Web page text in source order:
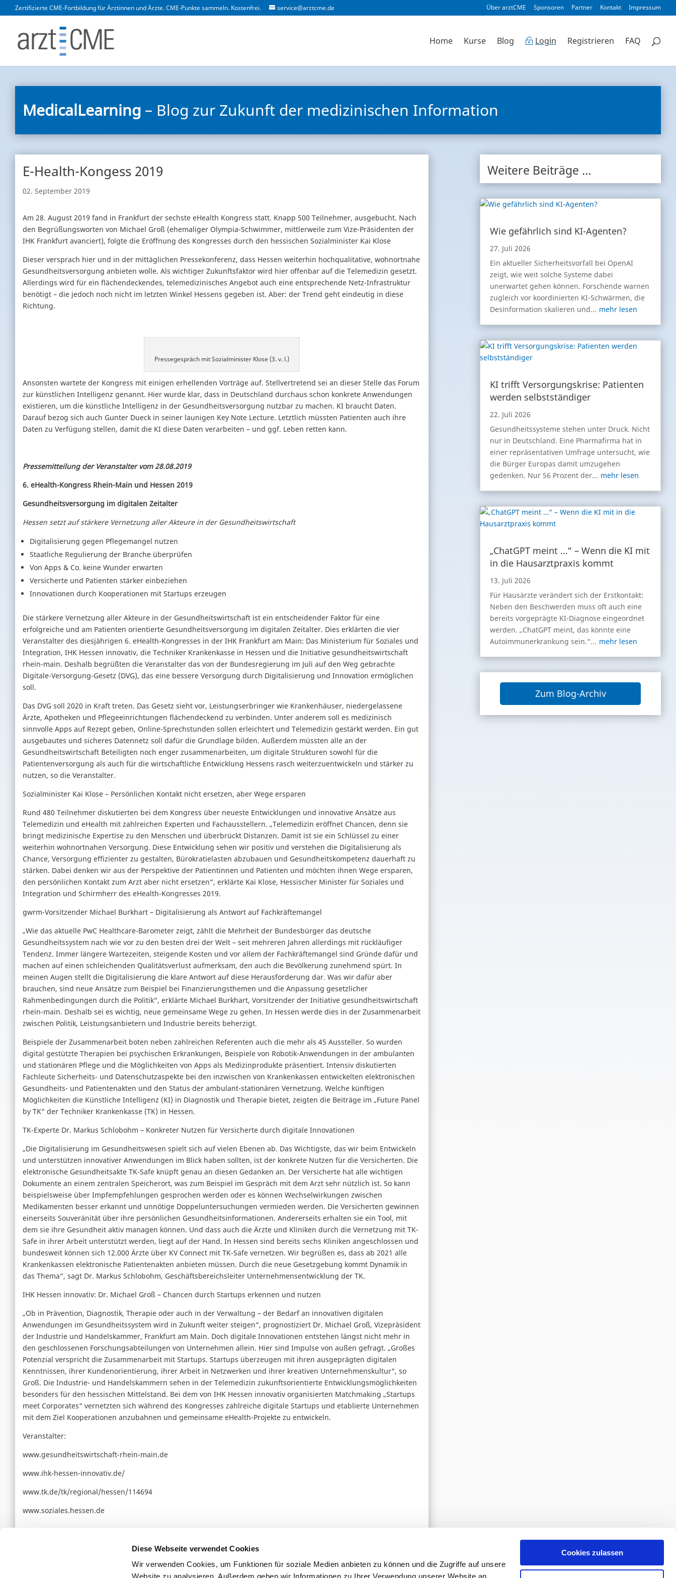
Diese Webseite verwendet Cookies
Wir verwenden Cookies, um Funktionen für soziale Medien anbieten zu können und die Zugriffe auf unsere
Cookies zulassen
Zertifizierte CME-Fortbildung für Ärztinnen und Ärzte. CME-Punkte sammeln. Kostenfrei. service@arztcme.de Über arztCME Sponsoren Partner Kontakt Impressum
Home Kurse Blog Login Registrieren FAQ
MedicalLearning – Blog zur Zukunft der medizinischen Information
E-Health-Kongess 2019
02. September 2019
Am 28. August 2019 fand in Frankfurt der sechste eHealth Kongress statt. Knapp 500 Teilnehmer, ausgebucht. Nach
den Begrüßungsworten von Michael Groß (ehemaliger Olympia-Schwimmer, mittlerweile zum Vize-Präsidenten der
IHK Frankfurt avanciert), folgte die Eröffnung des Kongresses durch den hessischen Sozialminister Kai Klose
Dieser versprach hier und in der mittäglichen Pressekonferenz, dass Hessen weiterhin hochqualitative, wohnortnahe
Gesundheitsversorgung anbieten wolle. Als wichtiger Zukunftsfaktor wird hier offenbar auf die Telemedizin gesetzt.
Allerdings wird für ein flächendeckendes, telemedizinisches Angebot auch eine entsprechende Netz-Infrastruktur
benötigt – die jedoch noch nicht im letzten Winkel Hessens gegeben ist. Aber: der Trend geht eindeutig in diese
Richtung.
Pressegespräch mit Sozialminister Klose (3. v. l.)
Ansonsten wartete der Kongress mit einigen erhellenden Vorträge auf. Stellvertretend sei an dieser Stelle das Forum
zur künstlichen Intelligenz genannt. Hier wurde klar, dass in Deutschland durchaus schon konkrete Anwendungen
existieren, um die künstliche Intelligenz in der Gesundheitsversorgung nutzbar zu machen. KI braucht Daten.
Darauf bezog sich auch Gunter Dueck in seiner launigen Key Note Lecture. Letztlich müssten Patienten auch ihre
Daten zu Verfügung stellen, damit die KI diese Daten verarbeiten – und ggf. Leben retten kann.
Pressemitteilung der Veranstalter vom 28.08.2019
6. eHealth-Kongress Rhein-Main und Hessen 2019
Gesundheitsversorgung im digitalen Zeitalter
Hessen setzt auf stärkere Vernetzung aller Akteure in der Gesundheitswirtschaft
Digitalisierung gegen Pflegemangel nutzen
Staatliche Regulierung der Branche überprüfen
Von Apps & Co. keine Wunder erwarten
Versicherte und Patienten stärker einbeziehen
Innovationen durch Kooperationen mit Startups erzeugen
Die stärkere Vernetzung aller Akteure in der Gesundheitswirtschaft ist ein entscheidender Faktor für eine
erfolgreiche und am Patienten orientierte Gesundheitsversorgung im digitalen Zeitalter. Dies erklärten die vier
Veranstalter des diesjährigen 6. eHealth-Kongresses in der IHK Frankfurt am Main: Das Ministerium für Soziales und
Integration, IHK Hessen innovativ, die Techniker Krankenkasse in Hessen und die Initiative gesundheitswirtschaft
rhein-main. Deshalb begrüßten die Veranstalter das von der Bundesregierung im Juli auf den Weg gebrachte
Digitale-Versorgung-Gesetz (DVG), das eine bessere Versorgung durch Digitalisierung und Innovation ermöglichen
soll.
Das DVG soll 2020 in Kraft treten. Das Gesetz sieht vor, Leistungserbringer wie Krankenhäuser, niedergelassene
Ärzte, Apotheken und Pflegeeinrichtungen flächendeckend zu verbinden. Unter anderem soll es medizinisch
sinnvolle Apps auf Rezept geben, Online-Sprechstunden sollen erleichtert und Telemedizin gestärkt werden. Ein gut
ausgebautes und sicheres Datennetz soll dafür die Grundlage bilden. Außerdem müssten alle an der
Gesundheitswirtschaft Beteiligten noch enger zusammenarbeiten, um digitale Strukturen sowohl für die
Patientenversorgung als auch für die wirtschaftliche Entwicklung Hessens rasch weiterzuentwickeln und stärker zu
nutzen, so die Veranstalter.
Sozialminister Kai Klose – Persönlichen Kontakt nicht ersetzen, aber Wege ersparen
Rund 480 Teilnehmer diskutierten bei dem Kongress über neueste Entwicklungen und innovative Ansätze aus
Telemedizin und eHealth mit zahlreichen Experten und Fachausstellern. „Telemedizin eröffnet Chancen, denn sie
bringt medizinische Expertise zu den Menschen und überbrückt Distanzen. Damit ist sie ein Schlüssel zu einer
weiterhin wohnortnahen Versorgung. Diese Entwicklung sehen wir positiv und verstehen die Digitalisierung als
Chance, Versorgung effizienter zu gestalten, Bürokratielasten abzubauen und Gesundheitskompetenz dauerhaft zu
stärken. Dabei denken wir aus der Perspektive der Patientinnen und Patienten und möchten ihnen Wege ersparen,
den persönlichen Kontakt zum Arzt aber nicht ersetzen“, erklärte Kai Klose, Hessischer Minister für Soziales und
Integration und Schirmherr des eHealth-Kongresses 2019.
gwrm-Vorsitzender Michael Burkhart – Digitalisierung als Antwort auf Fachkräftemangel
„Wie das aktuelle PwC Healthcare-Barometer zeigt, zählt die Mehrheit der Bundesbürger das deutsche
Gesundheitssystem nach wie vor zu den besten drei der Welt – seit mehreren Jahren allerdings mit rückläufiger
Tendenz. Immer längere Wartezeiten, steigende Kosten und vor allem der Fachkräftemangel sind Gründe dafür und
machen auf einen schleichenden Qualitätsverlust aufmerksam, den auch die Bevölkerung zunehmend spürt. In
meinen Augen stellt die Digitalisierung die klare Antwort auf diese Herausforderung dar. Was wir dafür aber
brauchen, sind neue Ansätze zum Beispiel bei Finanzierungsthemen und die Anpassung gesetzlicher
Rahmenbedingungen durch die Politik“, erklärte Michael Burkhart, Vorsitzender der Initiative gesundheitswirtschaft
rhein-main. Deshalb sei es wichtig, neue gemeinsame Wege zu gehen. In Hessen werde dies in der Zusammenarbeit
zwischen Politik, Leistungsanbietern und Industrie bereits beherzigt.
Beispiele der Zusammenarbeit boten neben zahlreichen Referenten auch die mehr als 45 Aussteller. So wurden
digital gestützte Therapien bei psychischen Erkrankungen, Beispiele von Robotik-Anwendungen in der ambulanten
und stationären Pflege und die Möglichkeiten von Apps als Medizinprodukte präsentiert. Intensiv diskutierten
Fachleute Sicherheits- und Datenschutzaspekte bei den inzwischen von Krankenkassen entwickelten elektronischen
Gesundheits- und Patientenakten und den Status der ambulant-stationären Vernetzung. Welche künftigen
Möglichkeiten die Künstliche Intelligenz (KI) in Diagnostik und Therapie bietet, zeigten die Beiträge im „Future Panel
by TK“ der Techniker Krankenkasse (TK) in Hessen.
TK-Experte Dr. Markus Schlobohm – Konkreter Nutzen für Versicherte durch digitale Innovationen
„Die Digitalisierung im Gesundheitswesen spielt sich auf vielen Ebenen ab. Das Wichtigste, das wir beim Entwickeln
und unterstützen innovativer Anwendungen im Blick haben sollten, ist der konkrete Nutzen für die Versicherten. Die
elektronische Gesundheitsakte TK-Safe knüpft genau an diesen Gedanken an. Der Versicherte hat alle wichtigen
Dokumente an einem zentralen Speicherort, was zum Beispiel im Gespräch mit dem Arzt sehr nützlich ist. So kann
beispielsweise über Impfempfehlungen gesprochen werden oder es können Wechselwirkungen zwischen
Medikamenten besser erkannt und unnötige Doppeluntersuchungen vermieden werden. Die Versicherten gewinnen
einerseits Souveränität über ihre persönlichen Gesundheitsinformationen. Andererseits erhalten sie ein Tool, mit
dem sie ihre Gesundheit aktiv managen können. Und dass auch die Ärzte und Kliniken durch die Vernetzung mit TK-
Safe in ihrer Arbeit unterstützt werden, liegt auf der Hand. In Hessen sind bereits sechs Kliniken angeschlossen und
bundesweit können sich 12.000 Ärzte über KV Connect mit TK-Safe vernetzen. Wir begrüßen es, dass ab 2021 alle
Krankenkassen elektronische Patientenakten anbieten müssen. Durch die neue Gesetzgebung kommt Dynamik in
das Thema“, sagt Dr. Markus Schlobohm, Geschäftsbereichsleiter Unternehmensentwicklung der TK.
IHK Hessen innovativ: Dr. Michael Groß – Chancen durch Startups erkennen und nutzen
„Ob in Prävention, Diagnostik, Therapie oder auch in der Verwaltung – der Bedarf an innovativen digitalen
Anwendungen im Gesundheitssystem wird in Zukunft weiter steigen“, prognostiziert Dr. Michael Groß, Vizepräsident
der Industrie und Handelskammer, Frankfurt am Main. Doch digitale Innovationen entstehen längst nicht mehr in
den geschlossenen Forschungsabteilungen von Unternehmen allein. Hier sind Impulse von außen gefragt. „Großes
Potenzial verspricht die Zusammenarbeit mit Startups. Startups überzeugen mit ihren ausgeprägten digitalen
Kenntnissen, ihrer Kundenorientierung, ihrer Arbeit in Netzwerken und ihrer kreativen Unternehmenskultur“, so
Groß. Die Industrie- und Handelskammern sehen in der Telemedizin zukunftsorientierte Entwicklungsmöglichkeiten
besonders für den hessischen Mittelstand. Bei dem von IHK Hessen innovativ organisierten Matchmaking „Startups
meet Corporates“ vernetzten sich während des Kongresses zahlreiche digitale Startups und etablierte Unternehmen
mit dem Ziel Kooperationen anzubahnen und gemeinsame eHealth-Projekte zu entwickeln.
Veranstalter:
www.gesundheitswirtschaft-rhein-main.de
www.ihk-hessen-innovativ.de/
www.tk.de/tk/regional/hessen/114694
www.soziales.hessen.de
Weitere Beiträge …
Wie gefährlich sind KI-Agenten?
27. Juli 2026
Ein aktueller Sicherheitsvorfall bei OpenAI
zeigt, wie weit solche Systeme dabei
unerwartet gehen können. Forschende warnen
zugleich vor koordinierten KI-Schwärmen, die
Desinformation skalieren und... mehr lesen
KI trifft Versorgungskrise: Patienten
werden selbstständiger
22. Juli 2026
Gesundheitssysteme stehen unter Druck. Nicht
nur in Deutschland. Eine Pharmafirma hat in
einer repräsentativen Umfrage untersucht, wie
die Bürger Europas damit umzugehen
gedenken. Nur 56 Prozent der... mehr lesen
„ChatGPT meint …“ – Wenn die KI mit
in die Hausarztpraxis kommt
13. Juli 2026
Für Hausärzte verändert sich der Erstkontakt:
Neben den Beschwerden muss oft auch eine
bereits vorgeprägte KI-Diagnose eingeordnet
werden. „ChatGPT meint, das könnte eine
Autoimmunerkrankung sein.“... mehr lesen
Zum Blog-Archiv